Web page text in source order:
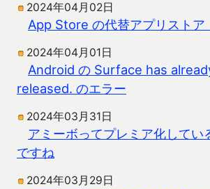
2024年04月02日
App Store の代替アプリストア
2024年04月01日
Android の Surface has
released. のエラー
2024年03月31日
アミーボってプレミア化してい
ですね
2024年03月29日